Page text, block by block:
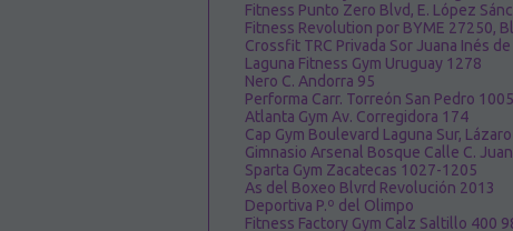
Fitness Punto Zero Blvd, E. López
Fitness Revolution por BYME 27250,
Crossfit TRC Privada Sor Juana Inés
Laguna Fitness Gym Uruguay 1278
Nero C. Andorra 95
Performa Carr. Torreón San Pedro
Atlanta Gym Av. Corregidora 174
Cap Gym Boulevard Laguna Sur,
Gimnasio Arsenal Bosque Calle C.
Sparta Gym Zacatecas 1027-1205
As del Boxeo Blvrd Revolución 2013
Deportiva P.º del Olimpo
Fitness Factory Gym Calz Saltillo 400